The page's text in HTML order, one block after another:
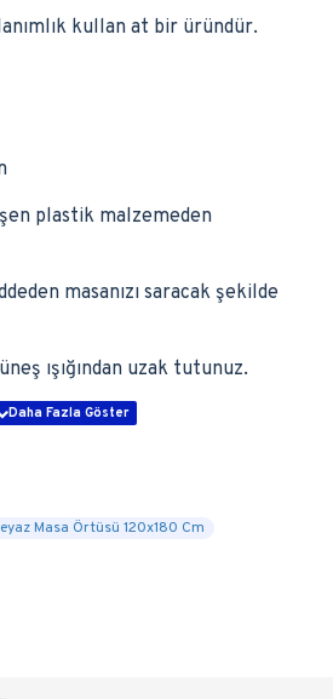
kullan at bir üründür.
plastik malzemeden
masanızı saracak şekilde
ışığından uzak tutunuz.
Masa Örtüsü 120x180 Cm